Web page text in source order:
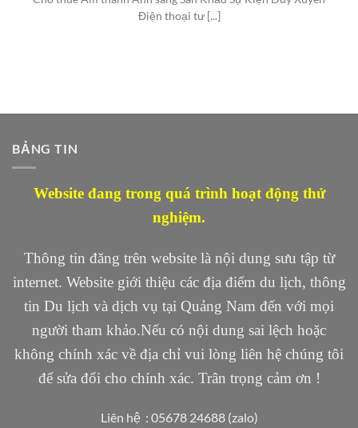
Điện thoại tư [...]
BẢNG TIN
Website đang trong quá trình hoạt động thử
nghiệm.
Thông tin đăng trên website là nội dung sưu tập từ
internet. Website giới thiệu các địa điểm du lịch, thông
tin Du lịch và dịch vụ tại Quảng Nam đến với mọi
người tham khảo.Nếu có nội dung sai lệch hoặc
không chính xác về địa chỉ vui lòng liên hệ chúng tôi
để sửa đổi cho chính xác. Trân trọng cảm ơn !
Liên hệ : 05678 24688 (zalo)